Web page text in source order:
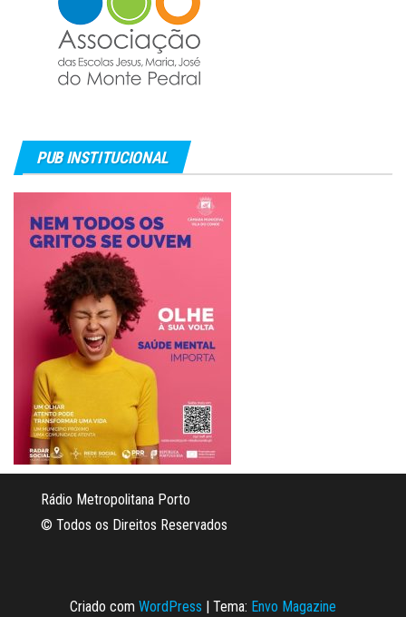
PUB INSTITUCIONAL
Rádio Metropolitana Porto
© Todos os Direitos Reservados
Criado com WordPress Tema: Envo Magazine